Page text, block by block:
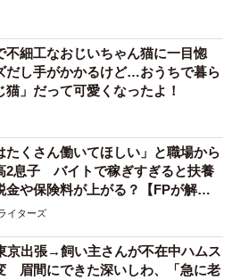
樹さんのおばあさまが体験した
的な根拠はありません。また、
会話」を聞くためのサポートを
難聴などの症状がある場合はき
必ず医師に相談してください。
ntarou_shinsyou」
不細工なおじいちゃん猫に一目惚
し手がかかるけど…おうちで暮ら
猫」だって可愛くなったよ！
たくさん働いてほしい」と職場から
2息子 バイトで稼ぎすぎると扶養
金や保険料が上がる？【FPが解
イターズ
京出張→飼い主さんが不在中ハムス
眉間にできた深いしわ、「急に老